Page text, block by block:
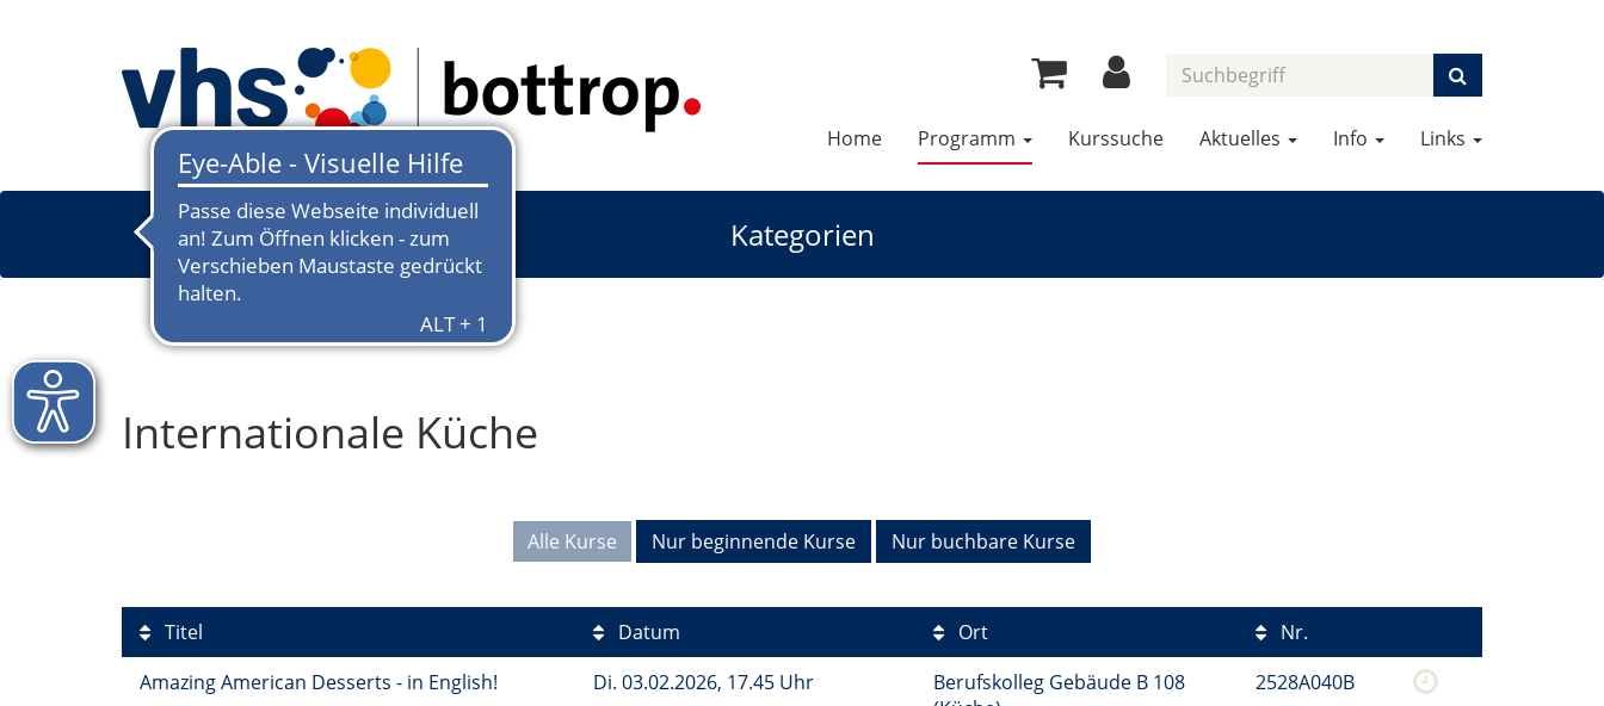
Home Programm Kurssuche Aktuelles Info Links
Kategorien
Internationale Küche
Alle Kurse Nur beginnende Kurse Nur buchbare Kurse
Titel Datum Ort
Nr.
Amazing American Desserts - in English!
Di. 03.02.2026, 17.45 Uhr
Berufskolleg Gebäude B 108
2528A040B